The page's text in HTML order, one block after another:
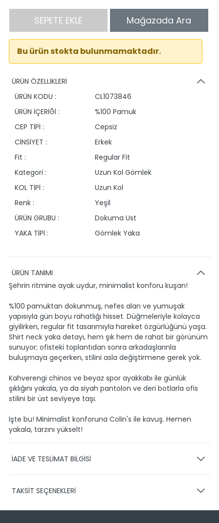
SEPETE EKLE Mağazada Ara
Bu ürün stokta bulunmamaktadır.
ÜRÜN ÖZELLİKLERİ
ÜRÜN KODU :
CL1073846
ÜRÜN İÇERİĞİ :
%100 Pamuk
CEP TİPİ :
Cepsiz
CİNSİYET :
Erkek
Fit :
Regular Fit
Kategori :
Uzun Kol Gömlek
KOL TİPİ :
Uzun Kol
Renk :
Yeşil
ÜRÜN GRUBU :
Dokuma Ust
YAKA TİPİ :
Gömlek Yaka
ÜRÜN TANIMI
Şehrin ritmine ayak uydur, minimalist konforu kuşan!
%100 pamuktan dokunmuş, nefes alan ve yumuşak
yapısıyla gün boyu rahatlığı hisset. Düğmeleriyle kolayca
giyilirken, regular fit tasarımıyla hareket özgürlüğünü yaşa.
Shirt neck yaka detayı, hem şık hem de rahat bir görünüm
sunuyor; ofisteki toplantıdan sonra arkadaşlarınla
buluşmaya geçerken, stilini asla değiştirmene gerek yok.
Kahverengi chinos ve beyaz spor ayakkabı ile günlük
şıklığını yakala, ya da siyah pantolon ve deri botlarla ofis
stilini bir üst seviyeye taşı.
İşte bu! Minimalist konforuna Colin's ile kavuş. Hemen
yakala, tarzını yükselt!
İADE VE TESLİMAT BİLGİSİ
Ürünlerinizin gönderimini anlaşmalı olduğumuz PTT,
1-3 iş günü içerisinde kargoya teslim edilir.
TAKSİT SEÇENEKLERİ